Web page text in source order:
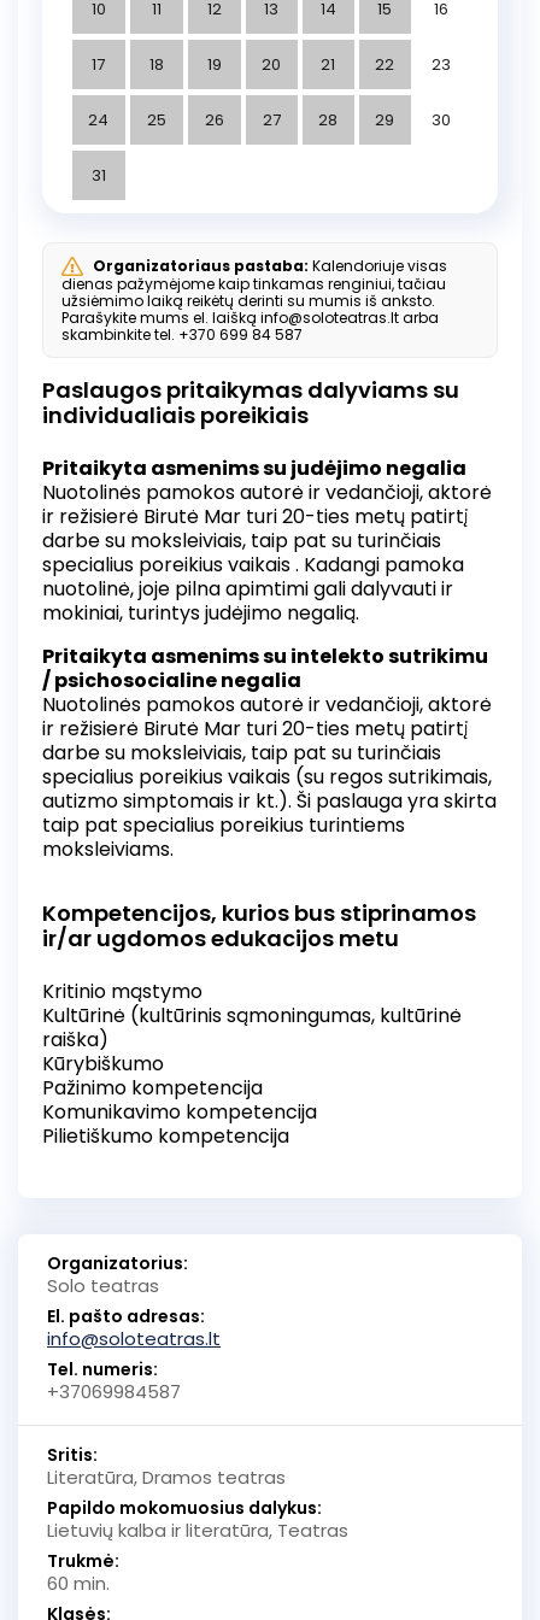
choreografė Birutė Banevičiūtė). Spektaklis
sulaukęs tarptautinio pripažinimo - apkeliavęs
eilę tarptautinių teatro festivalių, Birutė Mar už
S.Nėries vaidmens sukūrimą apdovanota
„Ommadrama“ Estijoje, pelnė geriausios aktorės
apdovanojimą tarptautiniame monospektaklių
festivalyje „Vidlunia“ Kijeve. Antrojoje pamokos
dalyje vyks režisierės ir aktorės interaktyvus
pažvelgti į Salomėjos Nėries gyvenimą,
diskutuoti apie menininko ir jį teisiančios,
garbinančios ar ignoruojančios visuomenės
santykį, istorijos ryšį su šiandiena. Diskusijos
metu teatrine forma moksleiviams suteikiama
kaltinimus bei ją išteisinančius argumentus.
10 11 12 13 14 15 16
17 18 19 20 21 22 23
24 25 26 27 28 29 30
31
Organizatoriaus pastaba: Kalendoriuje visas
dienas pažymėjome kaip tinkamas renginiui, tačiau
užsiėmimo laiką reikėtų derinti su mumis iš anksto.
Parašykite mums el. laišką info@soloteatras.lt arba
skambinkite tel. +370 699 84 587
Paslaugos pritaikymas dalyviams su
individualiais poreikiais
Pritaikyta asmenims su judėjimo negalia
Nuotolinės pamokos autorė ir vedančioji, aktorė
ir režisierė Birutė Mar turi 20-ties metų patirtį
darbe su moksleiviais, taip pat su turinčiais
specialius poreikius vaikais . Kadangi pamoka
nuotolinė, joje pilna apimtimi gali dalyvauti ir
mokiniai, turintys judėjimo negalią.
Pritaikyta asmenims su intelekto sutrikimu
/ psichosocialine negalia
Nuotolinės pamokos autorė ir vedančioji, aktorė
ir režisierė Birutė Mar turi 20-ties metų patirtį
darbe su moksleiviais, taip pat su turinčiais
specialius poreikius vaikais (su regos sutrikimais,
autizmo simptomais ir kt.). Ši paslauga yra skirta
taip pat specialius poreikius turintiems
moksleiviams.
Kompetencijos, kurios bus stiprinamos
ir/ar ugdomos edukacijos metu
Kritinio mąstymo
Kultūrinė (kultūrinis sąmoningumas, kultūrinė
raiška)
Kūrybiškumo
Pažinimo kompetencija
Komunikavimo kompetencija
Pilietiškumo kompetencija
Organizatorius:
Solo teatras
El. pašto adresas:
info@soloteatras.lt
Tel. numeris:
+37069984587
Sritis:
Literatūra, Dramos teatras
Papildo mokomuosius dalykus:
Lietuvių kalba ir literatūra, Teatras
Trukmė:
60 min.
Klasės: